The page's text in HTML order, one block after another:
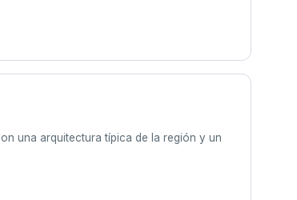
una arquitectura típica de la región y un